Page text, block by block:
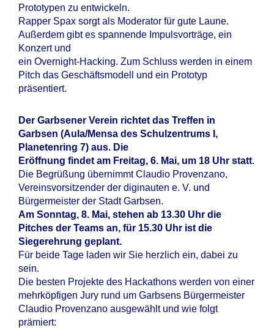
Prototypen zu entwickeln.
Rapper Spax sorgt als Moderator für gute Laune.
Außerdem gibt es spannende Impulsvorträge, ein
Konzert und
ein Overnight-Hacking. Zum Schluss werden in einem
Pitch das Geschäftsmodell und ein Prototyp
präsentiert.
Der Garbsener Verein richtet das Treffen in
Garbsen (Aula/Mensa des Schulzentrums I,
Planetenring 7) aus. Die
Eröffnung findet am Freitag, 6. Mai, um 18 Uhr statt.
Die Begrüßung übernimmt Claudio Provenzano,
Vereinsvorsitzender der diginauten e. V. und
Bürgermeister der Stadt Garbsen.
Am Sonntag, 8. Mai, stehen ab 13.30 Uhr die
Pitches der Teams an, für 15.30 Uhr ist die
Siegerehrung geplant.
Für beide Tage laden wir Sie herzlich ein, dabei zu
sein.
Die besten Projekte des Hackathons werden von einer
mehrköpfigen Jury rund um Garbsens Bürgermeister
Claudio Provenzano ausgewählt und wie folgt
prämiert: